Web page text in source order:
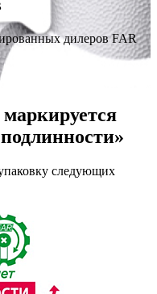
дилеров FAR
следующих